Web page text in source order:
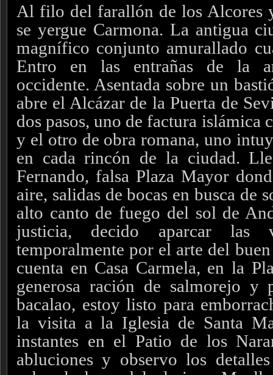
Al filo del farallón de los Alcores
se yergue Carmona. La antigua
magnífico conjunto amurallado
Entro en las entrañas de la
occidente. Asentada sobre un
abre el Alcázar de la Puerta de
dos pasos, uno de factura islámica
y el otro de obra romana, uno
en cada rincón de la ciudad.
Fernando, falsa Plaza Mayor
aire, salidas de bocas en busca de
alto canto de fuego del sol de
justicia, decido aparcar las
temporalmente por el arte del
cuenta en Casa Carmela, en la
generosa ración de salmorejo y
bacalao, estoy listo para
la visita a la Iglesia de Santa
instantes en el Patio de los
abluciones y observo los